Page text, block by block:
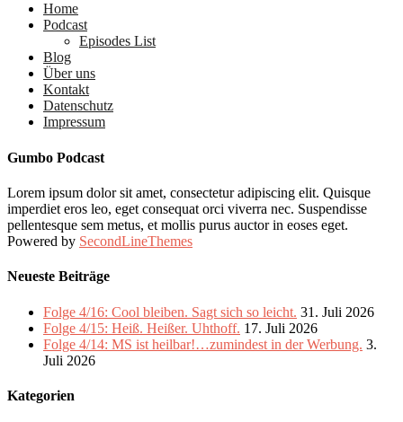
Home
Podcast
Episodes List
Blog
Über uns
Kontakt
Datenschutz
Impressum
Gumbo Podcast
Lorem ipsum dolor sit amet, consectetur adipiscing elit. Quisque
imperdiet eros leo, eget consequat orci viverra nec. Suspendisse
pellentesque sem metus, et mollis purus auctor in eoses eget.
Powered by SecondLineThemes
Neueste Beiträge
Folge 4/16: Cool bleiben. Sagt sich so leicht. 31. Juli 2026
Folge 4/15: Heiß. Heißer. Uhthoff. 17. Juli 2026
Folge 4/14: MS ist heilbar!…zumindest in der Werbung. 3.
Juli 2026
Kategorien